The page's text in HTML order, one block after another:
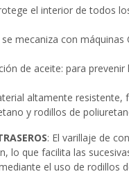
el interior de todos
mecaniza con
de aceite: para
altamente resistente,
y rodillos de
: El varillaje de
lo que facilita las
el uso de rodillos